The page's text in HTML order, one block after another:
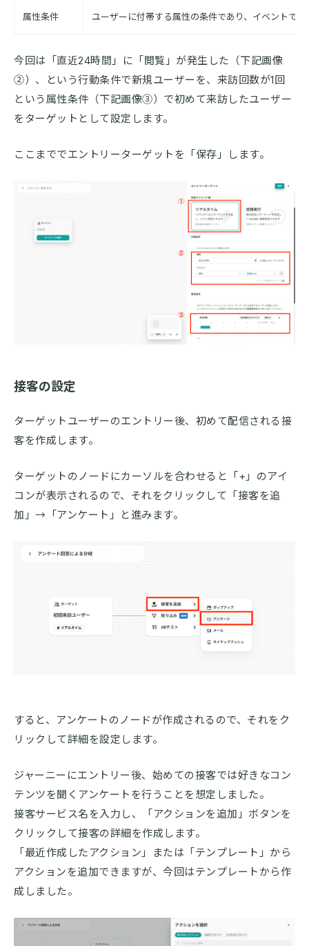
属性条件 ユーザーに付帯する属性の条件であり、イベントで
今回は「直近24時間」に「閲覧」が発生した（下記画像
②）、という行動条件で新規ユーザーを、来訪回数が1回
という属性条件（下記画像③）で初めて来訪したユーザー
をターゲットとして設定します。
ここまででエントリーターゲットを「保存」します。
接客の設定
ターゲットユーザーのエントリー後、初めて配信される接
客を作成します。
ターゲットのノードにカーソルを合わせると「+」のアイ
コンが表示されるので、それをクリックして「接客を追
加」→「アンケート」と進みます。
すると、アンケートのノードが作成されるので、それをク
リックして詳細を設定します。
ジャーニーにエントリー後、始めての接客では好きなコン
テンツを聞くアンケートを行うことを想定しました。
接客サービス名を入力し、「アクションを追加」ボタンを
クリックして接客の詳細を作成します。
「最近作成したアクション」または「テンプレート」から
アクションを追加できますが、今回はテンプレートから作
成しました。